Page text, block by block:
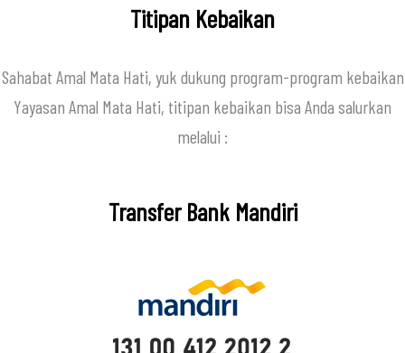
Titipan Kebaikan
Sahabat Amal Mata Hati, yuk dukung program-program kebaikan
Yayasan Amal Mata Hati, titipan kebaikan bisa Anda salurkan
melalui :
Transfer Bank Mandiri